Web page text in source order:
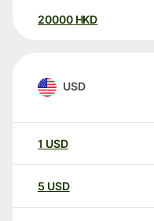
20000 HKD
USD
1 USD
5 USD